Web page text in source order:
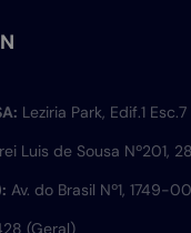
Leziria Park, Edif.1
Luis de Sousa Nº201,
Av. do Brasil Nº1, 1749-
(Geral)